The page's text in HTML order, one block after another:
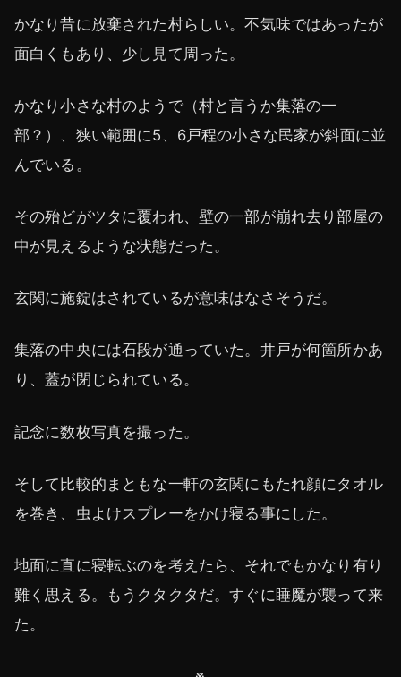
かなり昔に放棄された村らしい。不気味ではあったが
面白くもあり、少し見て周った。
かなり小さな村のようで（村と言うか集落の一
部？）、狭い範囲に5、6戸程の小さな民家が斜面に並
んでいる。
その殆どがツタに覆われ、壁の一部が崩れ去り部屋の
中が見えるような状態だった。
玄関に施錠はされているが意味はなさそうだ。
集落の中央には石段が通っていた。井戸が何箇所かあ
り、蓋が閉じられている。
記念に数枚写真を撮った。
そして比較的まともな一軒の玄関にもたれ顔にタオル
を巻き、虫よけスプレーをかけ寝る事にした。
地面に直に寝転ぶのを考えたら、それでもかなり有り
難く思える。もうクタクタだ。すぐに睡魔が襲って来
た。